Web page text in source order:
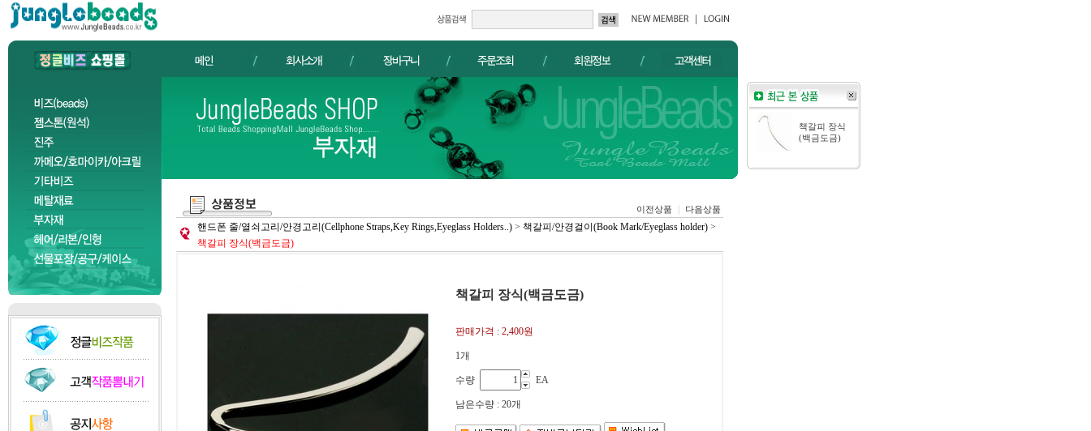
이전상품 다음상품
핸드폰 줄/열쇠고리/안경고리(Cellphone Straps,Key Rings,Eyeglass Holders..) > 책갈피/안경걸이(Book Mark/Eyeglass holder) >
책갈피 장식(백금도금)
책갈피 장식(백금도금)
판매가격 : 2,400원
1개
수량 EA
남은수량 : 20개
책갈피 장식
(백금도금)